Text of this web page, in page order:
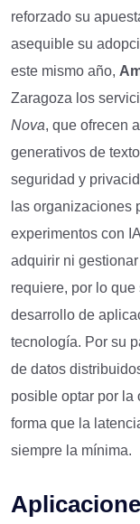
reforzado su
asequible su
este mismo año,
Zaragoza los
Nova, que ofrecen
generativos de
seguridad y
las organizaciones
experimentos con
adquirir ni
requiere, por lo
desarrollo de
tecnología. Por su
de datos
posible optar por la
forma que la
siempre la mínima.